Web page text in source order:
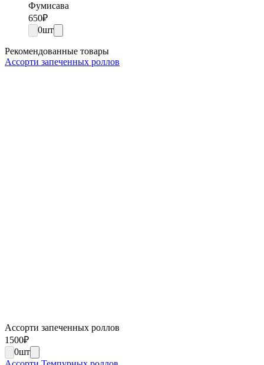
Фумисава
650₽
0шт
Рекомендованные товары
Ассорти запеченных роллов
Ассорти запеченных роллов
1500₽
0шт